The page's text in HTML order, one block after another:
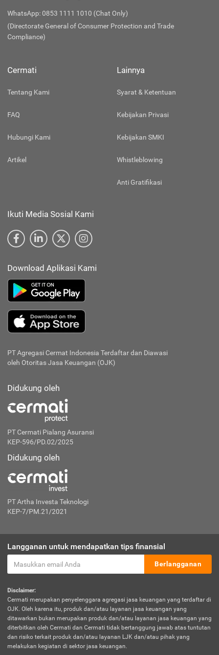
WhatsApp: 0853 1111 1010 (Chat Only)
(Directorate General of Consumer Protection and Trade
Compliance)
Cermati
Tentang Kami
FAQ
Hubungi Kami
Artikel
Lainnya
Syarat & Ketentuan
Kebijakan Privasi
Kebijakan SMKI
Whistleblowing
Anti Gratifikasi
Ikuti Media Sosial Kami
Download Aplikasi Kami
PT Agregasi Cermat Indonesia Terdaftar dan Diawasi
oleh Otoritas Jasa Keuangan (OJK)
Didukung oleh
PT Cermati Pialang Asuransi
KEP-596/PD.02/2025
Didukung oleh
PT Artha Investa Teknologi
KEP-7/PM.21/2021
Langganan untuk mendapatkan tips finansial
Berlangganan
Disclaimer:
Cermati merupakan penyelenggara agregasi jasa keuangan yang terdaftar di
OJK. Oleh karena itu, produk dan/atau layanan jasa keuangan yang
ditawarkan bukan merupakan produk dan/atau layanan jasa keuangan yang
diterbitkan oleh Cermati dan Cermati tidak bertanggung jawab atas tuntutan
dan risiko terkait produk dan/atau layanan LJK dan/atau pihak yang
melakukan kegiatan di sektor jasa keuangan.